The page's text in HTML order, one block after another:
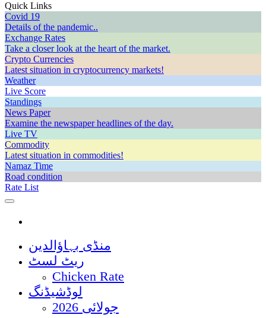
Quick Links
Covid 19
Details of the pandemic..
Exchange Rates
Take a closer look at the heart of the market.
Crypto Currencies
Latest situation in cryptocurrency markets!
Weather
Live Score
Standings
News Paper
Examine the newspaper headlines of the day.
Live TV
Commodity
Latest situation in commodities!
Namaz Time
Road condition
Rate List
منڈی بہاؤالدین
ریٹ لسٹ
Chicken Rate
لوڈشیڈنگ
جولائی 2026